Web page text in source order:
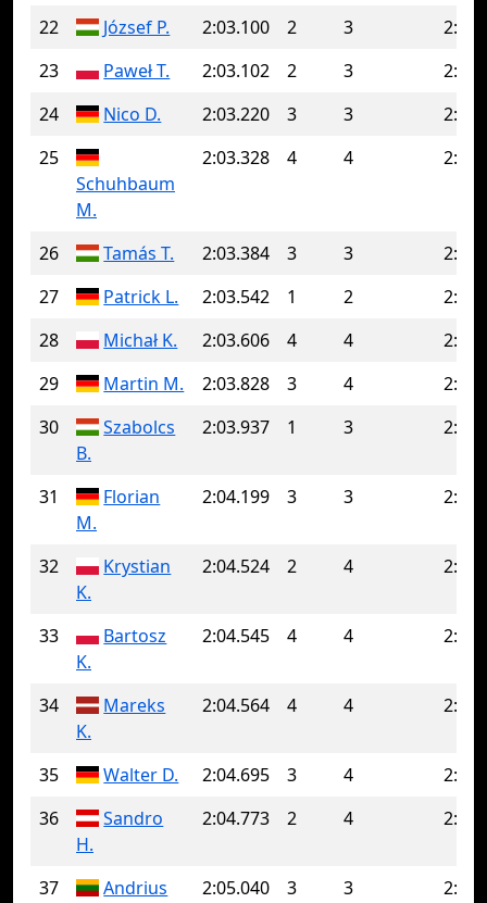
22 József P. 2:03.100 2 3
23
Paweł T. 2:03.102 2 3
24
Nico D. 2:03.220 3 3
25
Schuhbaum
M.
2:03.328 4 4
26 Tamás T. 2:03.384 3 3
27
Patrick L. 2:03.542 1 2
28
Michał K. 2:03.606 4 4
29
Martin M. 2:03.828 3 4
30
Szabolcs
B.
2:03.937 1 3
31
Florian
M.
2:04.199 3 3
32
Krystian
K.
2:04.524 2 4
33
Bartosz
K.
2:04.545 4 4
34
Mareks
K.
2:04.564 4 4
35 Walter D. 2:04.695 3 4
36
Sandro
H.
2:04.773 2 4
37
Andrius
2:05.040 3 3